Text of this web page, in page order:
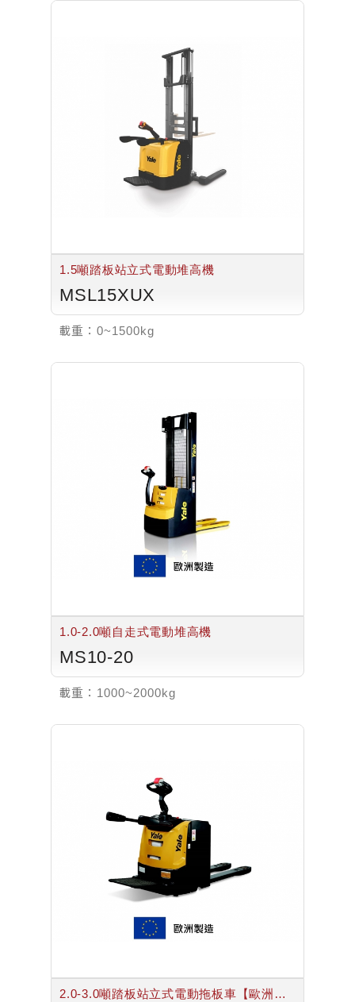
1.5噸踏板站立式電動堆高機
MSL15XUX
載重： 0~1500kg
1.0-2.0噸自走式電動堆高機
MS10-20
載重： 1000~2000kg
2.0-3.0噸踏板站立式電動拖板車【歐洲製